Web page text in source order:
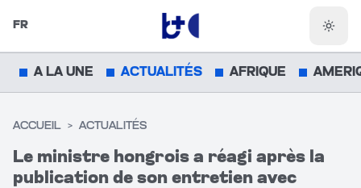
FR
A LA UNE ACTUALITÉS AFRIQUE
ACCUEIL > ACTUALITÉS
Le ministre hongrois a réagi après la
publication de son entretien avec